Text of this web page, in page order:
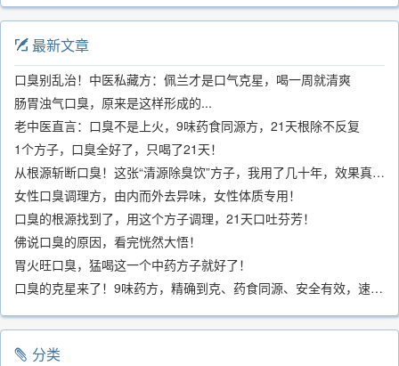
最新文章
口臭别乱治！中医私藏方：佩兰才是口气克星，喝一周就清爽
肠胃浊气口臭，原来是这样形成的...
老中医直言：口臭不是上火，9味药食同源方，21天根除不反复
1个方子，口臭全好了，只喝了21天！
从根源斩断口臭！这张“清源除臭饮”方子，我用了几十年，效果真不错
女性口臭调理方，由内而外去异味，女性体质专用！
口臭的根源找到了，用这个方子调理，21天口吐芬芳！
佛说口臭的原因，看完恍然大悟！
胃火旺口臭，猛喝这一个中药方子就好了！
口臭的克星来了！9味药方，精确到克、药食同源、安全有效，速看！
分类